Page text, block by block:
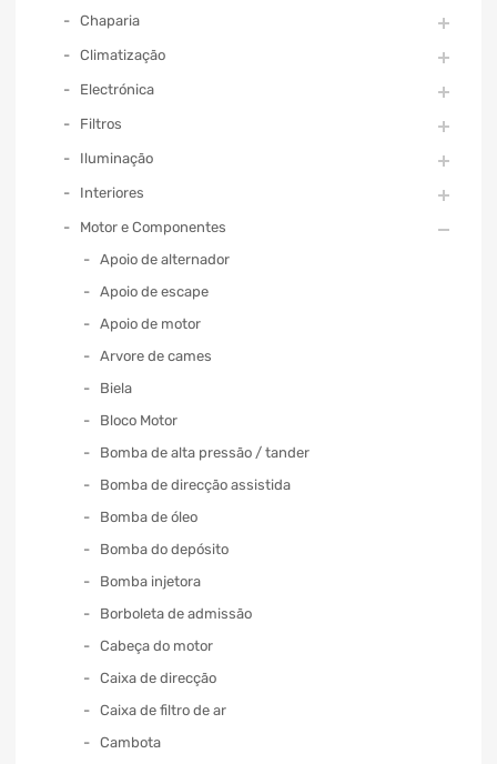
Chaparia
Climatização
Electrónica
Filtros
Iluminação
Interiores
Motor e Componentes
Apoio de alternador
Apoio de escape
Apoio de motor
Arvore de cames
Biela
Bloco Motor
Bomba de alta pressão / tander
Bomba de direcção assistida
Bomba de óleo
Bomba do depósito
Bomba injetora
Borboleta de admissão
Cabeça do motor
Caixa de direcção
Caixa de filtro de ar
Cambota